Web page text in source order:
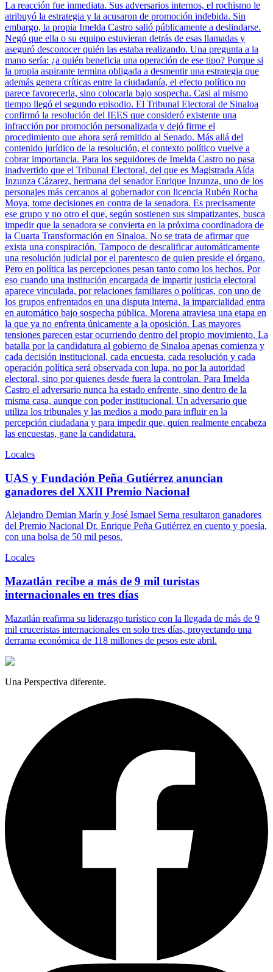
La reacción fue inmediata. Sus adversarios internos, el rochismo le
atribuyó la estrategia y la acusaron de promoción indebida. Sin
embargo, la propia Imelda Castro salió públicamente a deslindarse.
Negó que ella o su equipo estuvieran detrás de esas llamadas y
aseguró desconocer quién las estaba realizando. Una pregunta a la
mano sería: ¿a quién beneficia una operación de ese tipo? Porque si
la propia aspirante termina obligada a desmentir una estrategia que
además genera críticas entre la ciudadanía, el efecto político no
parece favorecerla, sino colocarla bajo sospecha. Casi al mismo
tiempo llegó el segundo episodio. El Tribunal Electoral de Sinaloa
confirmó la resolución del IEES que consideró existente una
infracción por promoción personalizada y dejó firme el
procedimiento que ahora será remitido al Senado. Más allá del
contenido jurídico de la resolución, el contexto político vuelve a
cobrar importancia. Para los seguidores de Imelda Castro no pasa
inadvertido que el Tribunal Electoral, del que es Magistrada Aída
Inzunza Cázarez, hermana del senador Enrique Inzunza, uno de los
personajes más cercanos al gobernador con licencia Rubén Rocha
Moya, tome decisiones en contra de la senadora. Es precisamente
ese grupo y no otro el que, según sostienen sus simpatizantes, busca
impedir que la senadora se convierta en la próxima coordinadora de
la Cuarta Transformación en Sinaloa. No se trata de afirmar que
exista una conspiración. Tampoco de descalificar automáticamente
una resolución judicial por el parentesco de quien preside el órgano.
Pero en política las percepciones pesan tanto como los hechos. Por
eso cuando una institución encargada de impartir justicia electoral
aparece vinculada, por relaciones familiares o políticas, con uno de
los grupos enfrentados en una disputa interna, la imparcialidad entra
en automático bajo sospecha pública. Morena atraviesa una etapa en
la que ya no enfrenta únicamente a la oposición. Las mayores
tensiones parecen estar ocurriendo dentro del propio movimiento. La
batalla por la candidatura al gobierno de Sinaloa apenas comienza y
cada decisión institucional, cada encuesta, cada resolución y cada
operación política será observada con lupa, no por la autoridad
electoral, sino por quienes desde fuera la controlan. Para Imelda
Castro el adversario nunca ha estado enfrente, sino dentro de la
misma casa, aunque con poder institucional. Un adversario que
utiliza los tribunales y las medios a modo para influir en la
percepción ciudadana y para impedir que, quien realmente encabeza
las encuestas, gane la candidatura.
Locales
UAS y Fundación Peña Gutiérrez anuncian
ganadores del XXII Premio Nacional
Alejandro Demian Marín y José Ismael Serna resultaron ganadores
del Premio Nacional Dr. Enrique Peña Gutiérrez en cuento y poesía,
con una bolsa de 50 mil pesos.
Locales
Mazatlán recibe a más de 9 mil turistas
internacionales en tres días
Mazatlán reafirma su liderazgo turístico con la llegada de más de 9
mil cruceristas internacionales en solo tres días, proyectando una
derrama económica de 118 millones de pesos este abril.
Una Perspectiva diferente.